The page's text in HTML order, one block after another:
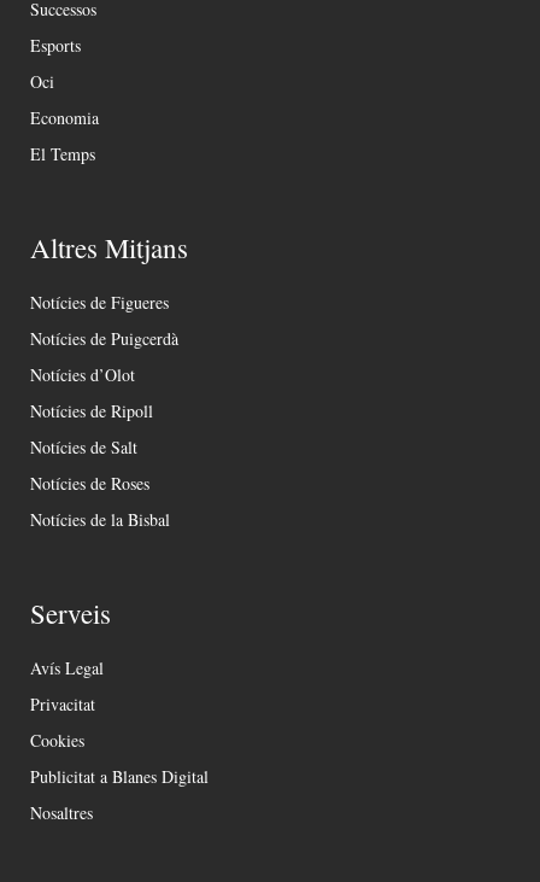
Successos
Esports
Oci
Economia
El Temps
Altres Mitjans
Notícies de Figueres
Notícies de Puigcerdà
Notícies d’Olot
Notícies de Ripoll
Notícies de Salt
Notícies de Roses
Notícies de la Bisbal
Serveis
Avís Legal
Privacitat
Cookies
Publicitat a Blanes Digital
Nosaltres